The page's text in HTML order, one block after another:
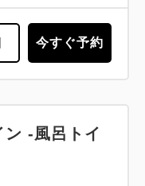
今すぐ予約
ン -風呂トイ